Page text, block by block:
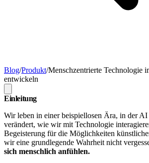
Blog/Produkt/Menschzentrierte Technologie
entwickeln
Einleitung
Wir leben in einer beispiellosen Ära, in der
verändert, wie wir mit Technologie
Begeisterung für die Möglichkeiten
wir eine grundlegende Wahrheit nicht
sich menschlich anfühlen.